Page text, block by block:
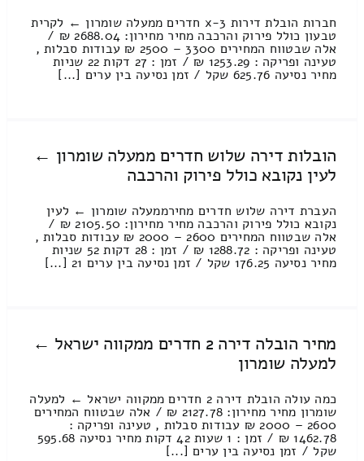
חברות הובלת דירות 3-x חדרים ממעלה שומרון ← לקרית
טבעון כולל פירוק והרכבה מחיר מחירון: 2688.04 ₪ /
אלה שבטווח המחירים 3300 – 2500 ₪ עבודות סבלות ,
טעינה ופריקה : 1253.29 ₪ / זמן : 27 דקות 22 שניות
מחיר נסיעה 625.76 שקל / זמן נסיעה בין ערים [...]
הובלות דירה שלוש חדרים ממעלה שומרון ←
לעין נקובא כולל פירוק והרכבה
העברת דירה שלוש חדרים מחירממעלה שומרון ← לעין
נקובא כולל פירוק והרכבה מחיר מחירון: 2105.50 ₪ /
אלה שבטווח המחירים 2600 – 2000 ₪ עבודות סבלות ,
טעינה ופריקה : 1288.72 ₪ / זמן : 28 דקות 52 שניות
מחיר נסיעה 176.25 שקל / זמן נסיעה בין ערים 21 [...]
מחיר הובלה דירה 2 חדרים ממקווה ישראל ←
למעלה שומרון
כמה עולה הובלת דירה 2 חדרים ממקווה ישראל ← למעלה
שומרון מחיר מחירון: 2127.78 ₪ / אלה שבטווח המחירים
2600 – 2000 ₪ עבודות סבלות , טעינה ופריקה :
1462.78 ₪ / זמן : 1 שעות 42 דקות מחיר נסיעה 595.68
שקל / זמן נסיעה בין ערים [...]